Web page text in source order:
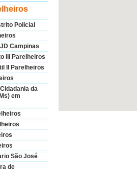
Policial
Campinas
III Parelheiros
II Parelheiros
da
em
São José
de